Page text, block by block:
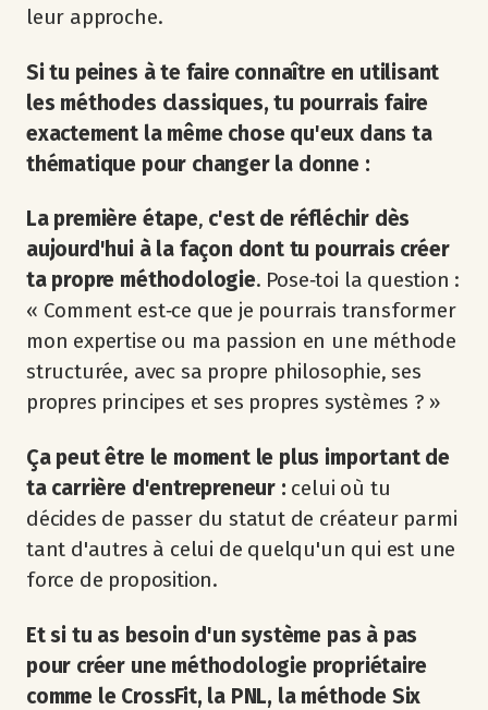
leur approche.
Si tu peines à te faire connaître en utilisant
les méthodes classiques, tu pourrais faire
exactement la même chose qu'eux dans ta
thématique pour changer la donne :
La première étape, c'est de réfléchir dès
aujourd'hui à la façon dont tu pourrais créer
ta propre méthodologie. Pose‐toi la question :
« Comment est‐ce que je pourrais transformer
mon expertise ou ma passion en une méthode
structurée, avec sa propre philosophie, ses
propres principes et ses propres systèmes ? »
Ça peut être le moment le plus important de
ta carrière d'entrepreneur : celui où tu
décides de passer du statut de créateur parmi
tant d'autres à celui de quelqu'un qui est une
force de proposition.
Et si tu as besoin d'un système pas à pas
pour créer une méthodologie propriétaire
comme le CrossFit, la PNL, la méthode Six